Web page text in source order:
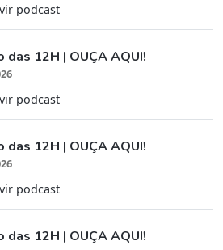
podcast
das 12H | OUÇA AQUI!
podcast
das 12H | OUÇA AQUI!
podcast
das 12H | OUÇA AQUI!